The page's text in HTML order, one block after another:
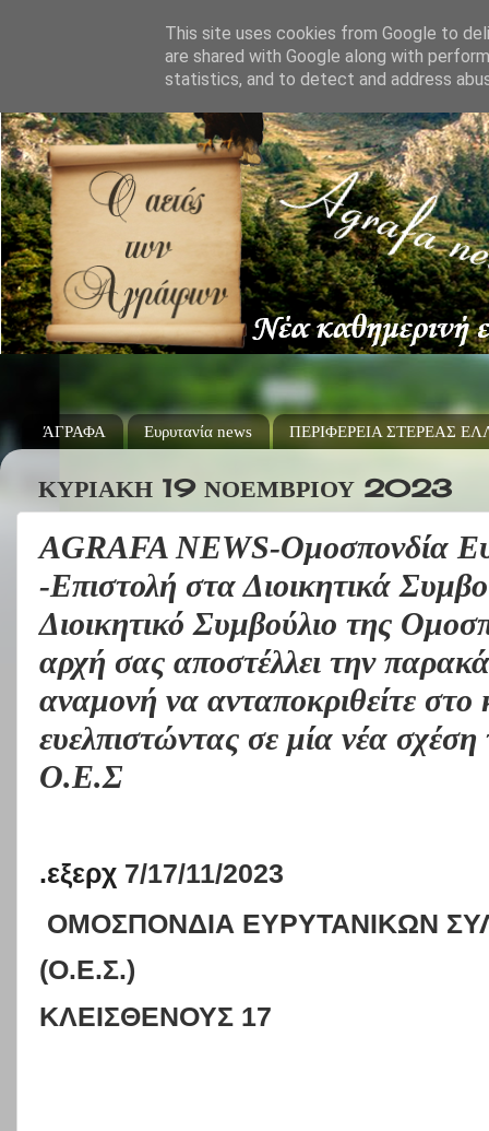
ΆΓΡΑΦΑ Ευρυτανία news ΠΕΡΙΦΕΡΕΙΑ ΣΤΕΡΕΑΣ
ΚΥΡΙΑΚΉ 19 ΝΟΕΜΒΡΊΟΥ 2023
AGRAFA NEWS-Ομοσπονδία
-Επιστολή στα Διοικητικά
Διοικητικό Συμβούλιο της
αρχή σας αποστέλλει την
αναμονή να ανταποκριθείτε
ευελπιστώντας σε μία νέα
Ο.Ε.Σ
.εξερχ 7/17/11/2023
ΟΜΟΣΠΟΝΔΊΑ ΕΥΡΥΤΑΝΙΚΏΝ
(Ο.Ε.Σ.)
ΚΛΕΙΣΘΕΝΟΥΣ 17
This site uses cookies from Google to
are shared with Google along with
statistics, and to detect and address